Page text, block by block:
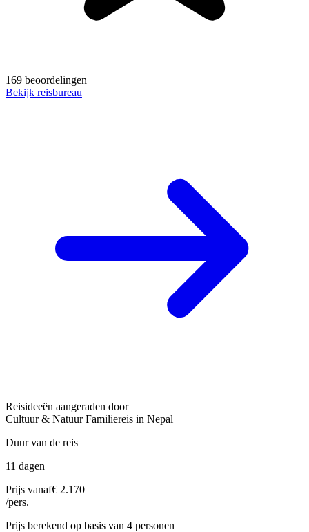
169 beoordelingen
Bekijk reisbureau
Reisideeën aangeraden door
Cultuur & Natuur Familiereis in Nepal
Duur van de reis
11 dagen
Prijs vanaf€ 2.170
/pers.
Prijs berekend op basis van 4 personen